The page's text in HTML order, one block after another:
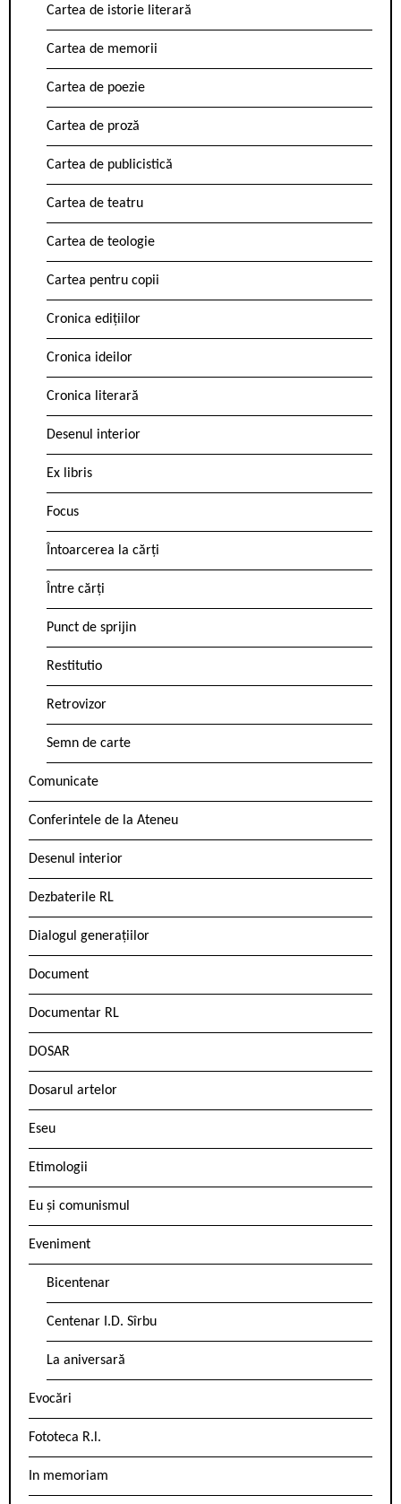
Cartea de istorie literară
Cartea de memorii
Cartea de poezie
Cartea de proză
Cartea de publicistică
Cartea de teatru
Cartea de teologie
Cartea pentru copii
Cronica edițiilor
Cronica ideilor
Cronica literară
Desenul interior
Ex libris
Focus
Întoarcerea la cărți
Între cărți
Punct de sprijin
Restitutio
Retrovizor
Semn de carte
Comunicate
Conferintele de la Ateneu
Desenul interior
Dezbaterile RL
Dialogul generațiilor
Document
Documentar RL
DOSAR
Dosarul artelor
Eseu
Etimologii
Eu și comunismul
Eveniment
Bicentenar
Centenar I.D. Sîrbu
La aniversară
Evocări
Fototeca R.l.
In memoriam